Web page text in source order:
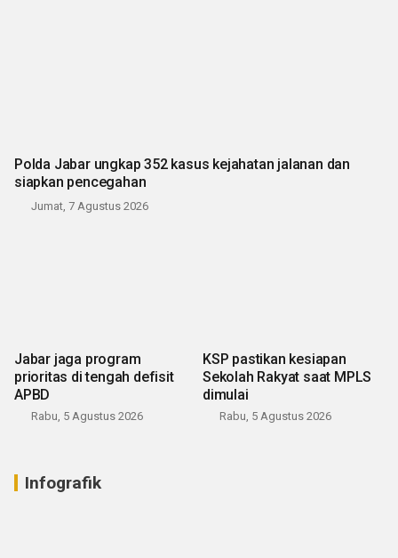
Polda Jabar ungkap 352 kasus kejahatan jalanan dan
siapkan pencegahan
Jumat, 7 Agustus 2026
Jabar jaga program
prioritas di tengah defisit
APBD
Rabu, 5 Agustus 2026
KSP pastikan kesiapan
Sekolah Rakyat saat MPLS
dimulai
Rabu, 5 Agustus 2026
Infografik